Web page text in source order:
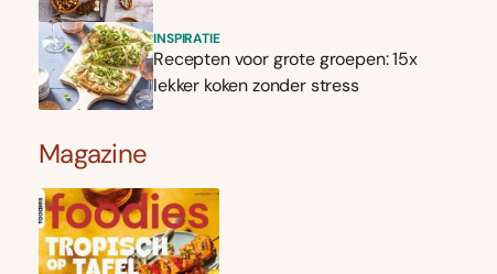
INSPIRATIE
Recepten voor grote groepen: 15x
lekker koken zonder stress
Magazine